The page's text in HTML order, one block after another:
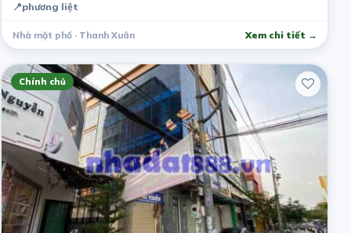
📍phương liệt
Nhà mặt phố · Thanh Xuân Xem chi tiết →
Chính chủ